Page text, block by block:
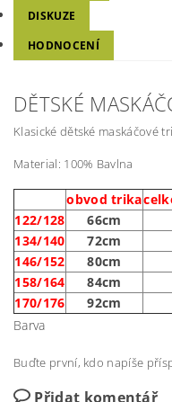
DISKUZE
HODNOCENÍ
DĚTSKÉ
Klasické dětské maskáčové
Material: 100% Bavlna
obvod trika
122/128
66cm
134/140
72cm
146/152
80cm
158/164
84cm
170/176
92cm
Barva
Buďte první, kdo napíše
Přidat komentář